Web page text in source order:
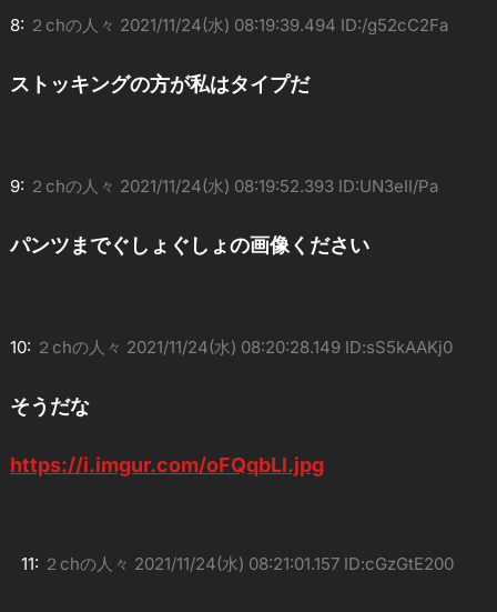
8: ２chの人々 2021/11/24(水) 08:19:39.494 ID:/g52cC2Fa
ストッキングの方が私はタイプだ
9: ２chの人々 2021/11/24(水) 08:19:52.393 ID:UN3eII/Pa
パンツまでぐしょぐしょの画像ください
10: ２chの人々 2021/11/24(水) 08:20:28.149 ID:sS5kAAKj0
そうだな
https://i.imgur.com/oFQqbLl.jpg
11: ２chの人々 2021/11/24(水) 08:21:01.157 ID:cGzGtE200